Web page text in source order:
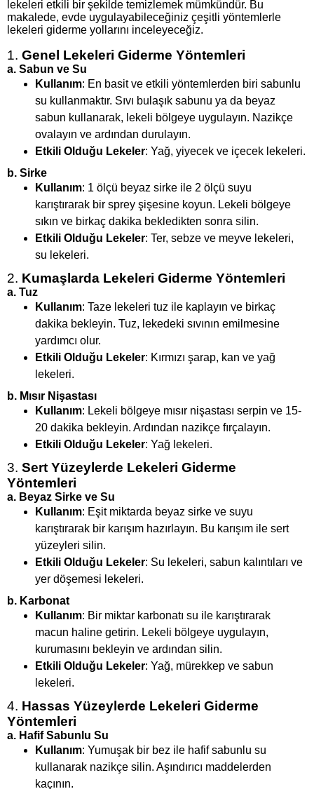
lekeleri etkili bir şekilde temizlemek mümkündür. Bu
makalede, evde uygulayabileceğiniz çeşitli yöntemlerle
lekeleri giderme yollarını inceleyeceğiz.
1. Genel Lekeleri Giderme Yöntemleri
a. Sabun ve Su
Kullanım: En basit ve etkili yöntemlerden biri sabunlu
su kullanmaktır. Sıvı bulaşık sabunu ya da beyaz
sabun kullanarak, lekeli bölgeye uygulayın. Nazikçe
ovalayın ve ardından durulayın.
Etkili Olduğu Lekeler: Yağ, yiyecek ve içecek lekeleri.
b. Sirke
Kullanım: 1 ölçü beyaz sirke ile 2 ölçü suyu
karıştırarak bir sprey şişesine koyun. Lekeli bölgeye
sıkın ve birkaç dakika bekledikten sonra silin.
Etkili Olduğu Lekeler: Ter, sebze ve meyve lekeleri,
su lekeleri.
2. Kumaşlarda Lekeleri Giderme Yöntemleri
a. Tuz
Kullanım: Taze lekeleri tuz ile kaplayın ve birkaç
dakika bekleyin. Tuz, lekedeki sıvının emilmesine
yardımcı olur.
Etkili Olduğu Lekeler: Kırmızı şarap, kan ve yağ
lekeleri.
b. Mısır Nişastası
Kullanım: Lekeli bölgeye mısır nişastası serpin ve 15-
20 dakika bekleyin. Ardından nazikçe fırçalayın.
Etkili Olduğu Lekeler: Yağ lekeleri.
3. Sert Yüzeylerde Lekeleri Giderme
Yöntemleri
a. Beyaz Sirke ve Su
Kullanım: Eşit miktarda beyaz sirke ve suyu
karıştırarak bir karışım hazırlayın. Bu karışım ile sert
yüzeyleri silin.
Etkili Olduğu Lekeler: Su lekeleri, sabun kalıntıları ve
yer döşemesi lekeleri.
b. Karbonat
Kullanım: Bir miktar karbonatı su ile karıştırarak
macun haline getirin. Lekeli bölgeye uygulayın,
kurumasını bekleyin ve ardından silin.
Etkili Olduğu Lekeler: Yağ, mürekkep ve sabun
lekeleri.
4. Hassas Yüzeylerde Lekeleri Giderme
Yöntemleri
a. Hafif Sabunlu Su
Kullanım: Yumuşak bir bez ile hafif sabunlu su
kullanarak nazikçe silin. Aşındırıcı maddelerden
kaçının.